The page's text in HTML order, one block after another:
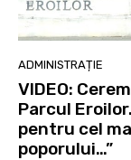
ADMINISTRAȚIE
VIDEO:
Parcul
pentru cel
poporului…”